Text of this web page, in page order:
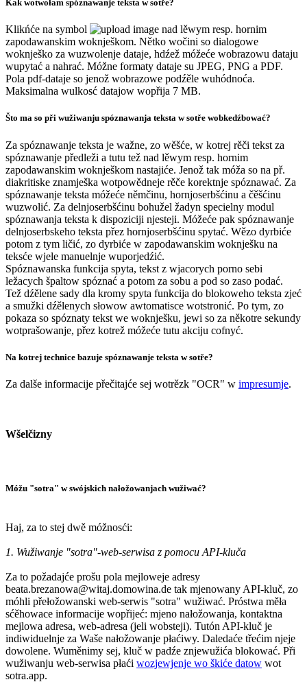
Kak wotwołam spóznawanje teksta w sotře?
Klikńće na symbol
nad lěwym resp. hornim
zapodawanskim woknješkom. Nětko wočini so dialogowe
woknješko za wuzwolenje dataje, hdźež móžeće wobrazowu dataju
wupytać a nahrać. Móžne formaty dataje su JPEG, PNG a PDF.
Pola pdf-dataje so jenož wobrazowe podźěle wuhódnoća.
Maksimalna wulkosć datajow wopřija 7 MB.
Što ma so při wužiwanju spóznawanja teksta w sotře wobkedźbować?
Za spóznawanje teksta je wažne, zo wěšće, w kotrej rěči tekst za
spóznawanje předleži a tutu tež nad lěwym resp. hornim
zapodawanskim woknješkom nastajiće. Jenož tak móža so na př.
diakritiske znamješka wotpowědneje rěče korektnje spóznawać. Za
spóznawanje teksta móžeće němčinu, hornjoserbšćinu a čěšćinu
wuzwolić. Za delnjoserbšćinu bohužel žadyn specielny modul
spóznawanja teksta k dispoziciji njesteji. Móžeće pak spóznawanje
delnjoserbskeho teksta přez hornjoserbšćinu spytać. Wězo dyrbiće
potom z tym ličić, zo dyrbiće w zapodawanskim woknješku na
teksće wjele manuelnje wuporjedźić.
Spóznawanska funkcija spyta, tekst z wjacorych porno sebi
ležacych špaltow spóznać a potom za sobu a pod so zaso podać.
Tež dźělene sady dla kromy spyta funkcija do blokoweho teksta zjeć
a smužki dźělenych słowow awtomatisce wotstronić. Po tym, zo
pokaza so spóznaty tekst we woknješku, jewi so za někotre sekundy
wotprašowanje, přez kotrež móžeće tutu akciju cofnyć.
Na kotrej technice bazuje spóznawanje teksta w sotře?
Za dalše informacije přečitajće sej wotrězk "OCR" w impresumje.
Wšelčizny
Móžu "sotra" w swójskich nałožowanjach wužiwać?
Haj, za to stej dwě móžnosći:
1. Wužiwanje "sotra"-web-serwisa z pomocu API-kluča
Za to požadajće prošu pola mejloweje adresy
beata.brezanowa@witaj.domowina.de tak mjenowany API-kluč, zo
móhli přełožowanski web-serwis "sotra" wužiwać. Próstwa měła
sćěhowace informacije wopřijeć: mjeno nałožowanja, kontaktna
mejlowa adresa, web-adresa (jeli wobsteji). Tutón API-kluč je
indiwiduelnje za Waše nałožowanje płaćiwy. Daledaće třećim njeje
dowolene. Wuměnimy sej, kluč w padźe znjewužića blokować. Při
wužiwanju web-serwisa płaći wozjewjenje wo škiće datow wot
sotra.app.